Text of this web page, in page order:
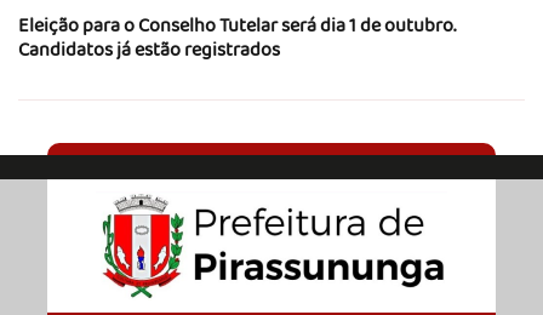
Eleição para o Conselho Tutelar será dia 1 de outubro.
Candidatos já estão registrados